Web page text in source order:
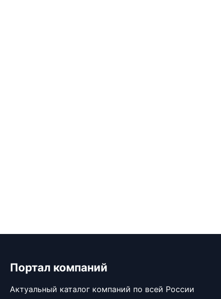
Портал компаний
Актуальный каталог компаний по всей России